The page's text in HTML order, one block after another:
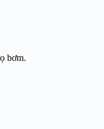
bơm.